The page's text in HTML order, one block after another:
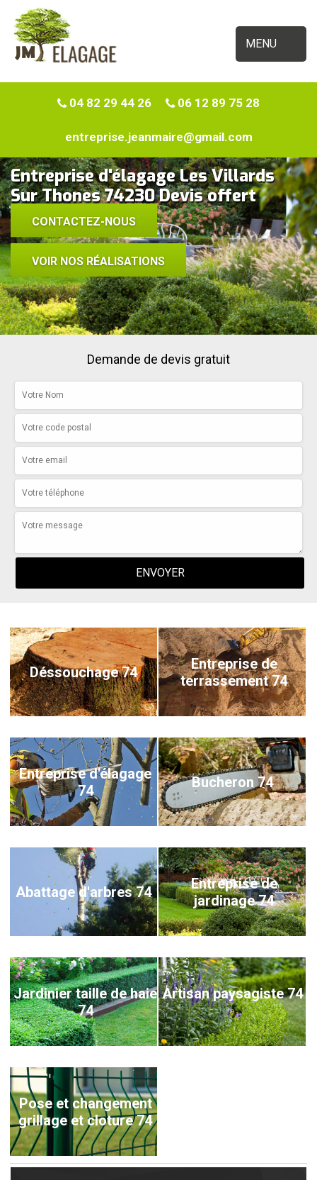
MENU
04 82 29 44 26 06 12 89 75 28
entreprise.jeanmaire@gmail.com
Entreprise d'élagage Les Villards
Sur Thones 74230 Devis offert
CONTACTEZ-NOUS
VOIR NOS RÉALISATIONS
Demande de devis gratuit
Déssouchage 74
Entreprise de
terrassement 74
Entreprise d'élagage
74
Bucheron 74
Abattage d'arbres 74
Entreprise de
jardinage 74
Jardinier taille de haie
74
Artisan paysagiste 74
Pose et changement
grillage et cloture 74